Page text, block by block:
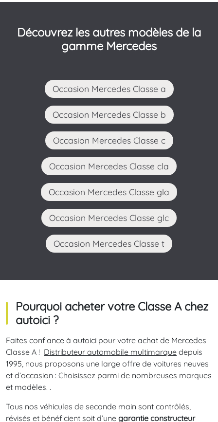
Découvrez les autres modèles de la
gamme Mercedes
Occasion Mercedes Classe a
Occasion Mercedes Classe b
Occasion Mercedes Classe c
Occasion Mercedes Classe cla
Occasion Mercedes Classe gla
Occasion Mercedes Classe glc
Occasion Mercedes Classe t
Pourquoi acheter votre Classe A chez
autoici ?
Faites confiance à autoici pour votre achat de Mercedes
Classe A ! Distributeur automobile multimarque depuis
1995, nous proposons une large offre de voitures neuves
et d’occasion : Choisissez parmi de nombreuses marques
et modèles. .
Tous nos véhicules de seconde main sont contrôlés,
révisés et bénéficient soit d’une garantie constructeur